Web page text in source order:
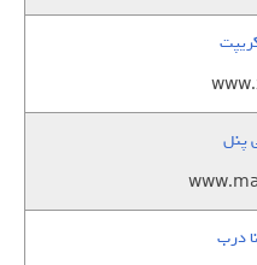
پنل
درب